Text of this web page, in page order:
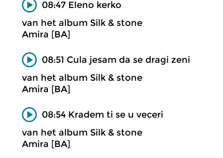
08:47 Eleno kerko
van het album Silk & stone
Amira [BA]
08:51 Cula jesam da se dragi zeni
van het album Silk & stone
Amira [BA]
08:54 Kradem ti se u veceri
van het album Silk & stone
Amira [BA]